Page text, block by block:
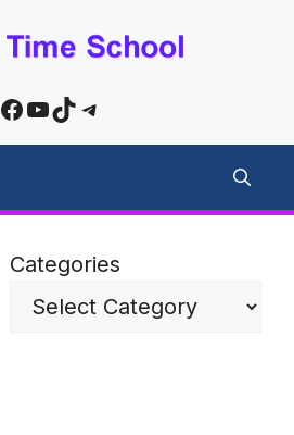
Facebook
YouTube
TikTokTelegram
Categories